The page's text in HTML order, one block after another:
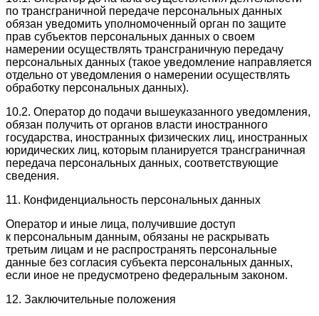
по трансграничной передаче персональных данных
обязан уведомить уполномоченный орган по защите
прав субъектов персональных данных о своем
намерении осуществлять трансграничную передачу
персональных данных (такое уведомление направляется
отдельно от уведомления о намерении осуществлять
обработку персональных данных).
10.2. Оператор до подачи вышеуказанного уведомления,
обязан получить от органов власти иностранного
государства, иностранных физических лиц, иностранных
юридических лиц, которым планируется трансграничная
передача персональных данных, соответствующие
сведения.
11. Конфиденциальность персональных данных
Оператор и иные лица, получившие доступ
к персональным данным, обязаны не раскрывать
третьим лицам и не распространять персональные
данные без согласия субъекта персональных данных,
если иное не предусмотрено федеральным законом.
12. Заключительные положения